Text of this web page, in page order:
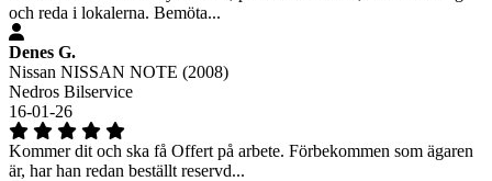
och reda i lokalerna. Bemöta...
Denes G.
Nissan NISSAN NOTE (2008)
Nedros Bilservice
16-01-26
Kommer dit och ska få Offert på arbete. Förbekommen som ägaren
är, har han redan beställt reservd...